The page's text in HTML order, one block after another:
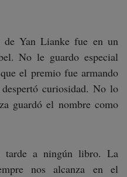
de Yan Lianke fue en un
No le guardo especial
el premio fue armando
curiosidad. No lo
guardó el nombre como
tarde a ningún libro. La
nos alcanza en el